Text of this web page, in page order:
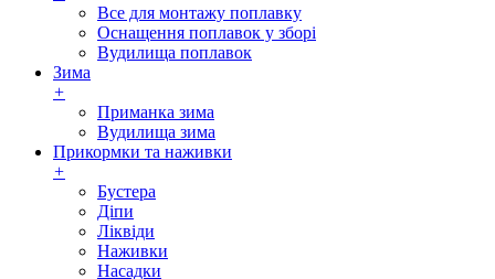
Все для монтажу поплавку
Оснащення поплавок у зборі
Вудилища поплавок
Зима
+
Приманка зима
Вудилища зима
Прикормки та наживки
+
Бустера
Діпи
Ліквіди
Наживки
Насадки